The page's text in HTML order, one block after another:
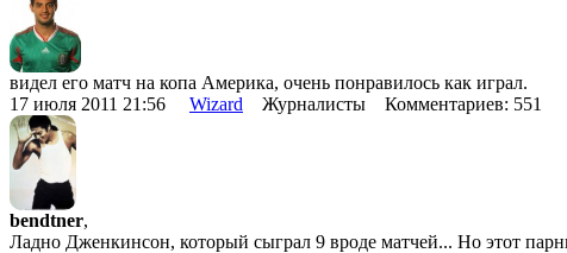
видел его матч на копа Америка, очень понравилось как играл.
17 июля 2011 21:56 Wizard Журналисты Комментариев: 551
bendtner,
Ладно Дженкинсон, который сыграл 9 вроде матчей... Но этот